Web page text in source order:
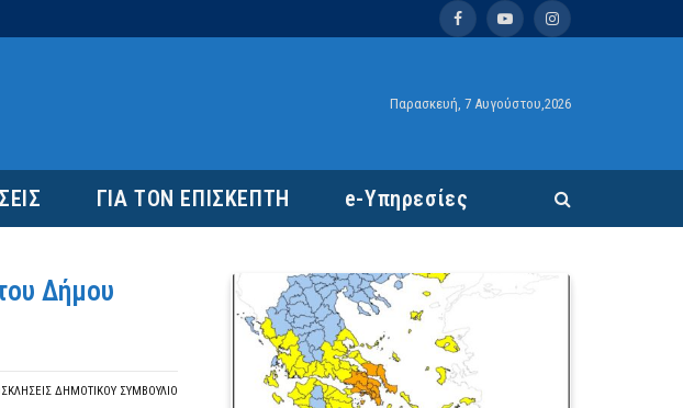
FacebookYouTubeInstagram
Παρασκευή, 7 Αυγούστου,2026
ΓΙΑ ΤΟΝ ΕΠΙΣΚΕΠΤΗ e-Υπηρεσίες
Δήμου
ΔΗΜΟΤΙΚΟΎ ΣΥΜΒΟΎΛΙΟ